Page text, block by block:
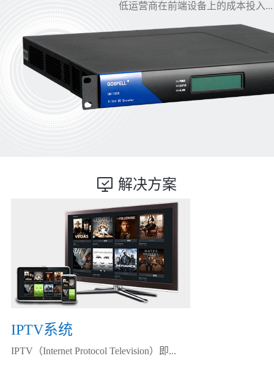
低运营商在前端设备上的成本投入...
解决方案
IPTV系统
IPTV（Internet Protocol Television）即...